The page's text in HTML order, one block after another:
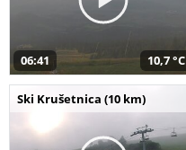
06:41 10,7 °C
Ski Krušetnica (10 km)